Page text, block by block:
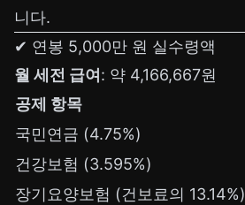
니다.
✔ 연봉 5,000만 원 실수령액
월 세전 급여 : 약 4,166,667원
공제 항목
국민연금 (4.75%)
건강보험 (3.595%)
장기요양보험 (건보료의 13.14%)